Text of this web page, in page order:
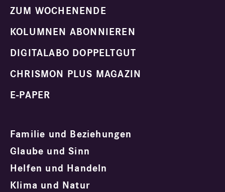
ZUM WOCHENENDE
KOLUMNEN ABONNIEREN
DIGITALABO DOPPELTGUT
CHRISMON PLUS MAGAZIN
E-PAPER
Familie und Beziehungen
Glaube und Sinn
Helfen und Handeln
Klima und Natur